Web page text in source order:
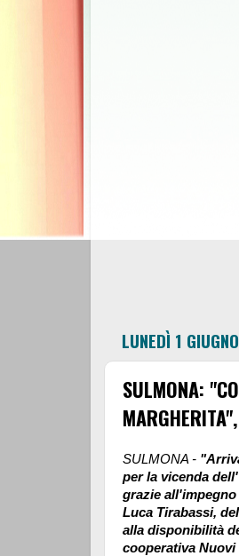
LUNEDÌ 1
SULMONA:
SULMONA -
per la vicenda
grazie
Luca Tirabassi,
alla disponibilità
cooperativa